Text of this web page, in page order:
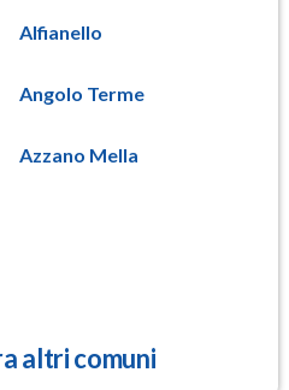
Alfianello
Angolo Terme
Azzano Mella
altri comuni